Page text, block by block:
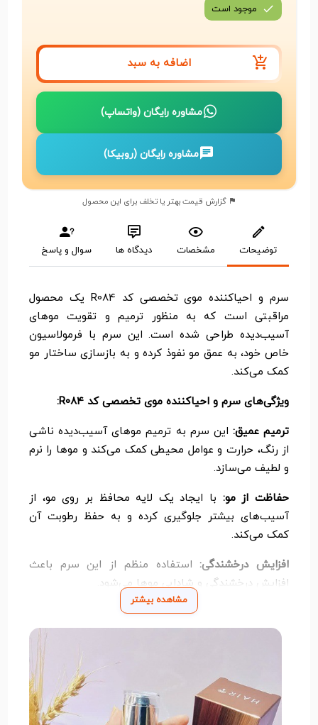
موجود است
اضافه به سبد
مشاوره رایگان (واتساپ)
مشاوره رایگان (روبیکا)
گزارش قیمت بهتر یا تخلف برای این محصول
توضیحات مشخصات دیدگاه ها سوال و پاسخ
سرم و احیاکننده موی تخصصی کد R084 یک محصول
مراقبتی است که به منظور ترمیم و تقویت موهای
آسیب‌دیده طراحی شده است. این سرم با فرمولاسیون
خاص خود، به عمق مو نفوذ کرده و به بازسازی ساختار مو
کمک می‌کند.
ویژگی‌های سرم و احیاکننده موی تخصصی کد R084:
ترمیم عمیق: این سرم به ترمیم موهای آسیب‌دیده ناشی
از رنگ، حرارت و عوامل محیطی کمک می‌کند و موها را نرم
و لطیف می‌سازد.
حفاظت از مو: با ایجاد یک لایه محافظ بر روی مو، از
آسیب‌های بیشتر جلوگیری کرده و به حفظ رطوبت آن
کمک می‌کند.
افزایش درخشندگی: استفاده منظم از این سرم باعث
افزایش درخشندگی و شادابی موها می‌شود.
مناسب برای انواع مو:این محصول برای انواع مو، از جمله
موهای خشک، چرب و آسیب‌دیده مناسب است.
شستشوی موها:
ابتدا موها را با شامپو
شستشو دهید و به آرامی خشک کنید.
مشاهده بیشتر